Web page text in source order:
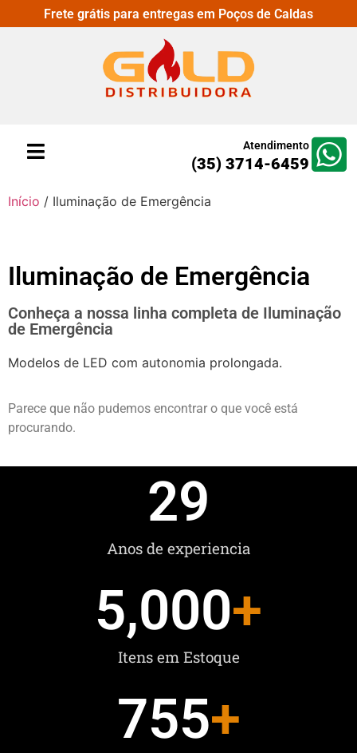
Frete grátis para entregas em Poços de Caldas
Atendimento
(35) 3714-6459
Início / Iluminação de Emergência
Iluminação de Emergência
Conheça a nossa linha completa de Iluminação
de Emergência
Modelos de LED com autonomia prolongada.
Parece que não pudemos encontrar o que você está
procurando.
Anos de experiencia
29
Itens em Estoque
5,000+
755+